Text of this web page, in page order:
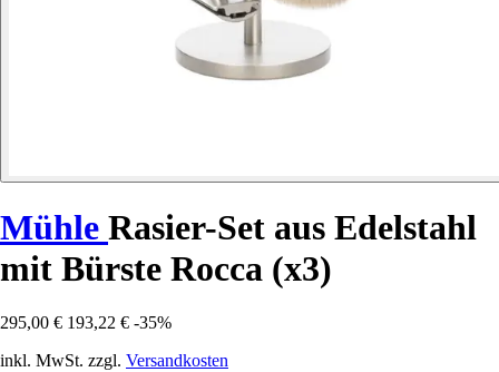
Mühle Rasier-Set aus Edelstahl
mit Bürste Rocca (x3)
295,00 € 193,22 € -35%
inkl. MwSt. zzgl. Versandkosten